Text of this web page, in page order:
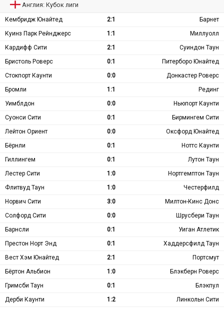
Англия: Кубок лиги
Кембридж Юнайтед 2:1
Барнет
Куинз Парк Рейнджерс
1:1
Миллуолл
Кардифф Сити
2:1
Суиндон Таун
Бристоль Роверс
0:1
Питерборо Юнайтед
Стокпорт Каунти
0:0
Донкастер Роверс
Бромли
1:1
Рединг
Уимблдон
0:0
Ньюпорт Каунти
Суонси Сити
0:1
Бирмингем Сити
Лейтон Ориент
0:0
Оксфорд Юнайтед
Бёрнли
0:1
Ноттс Каунти
Гиллингем
0:1
Лутон Таун
Лестер Сити
1:0
Нортгемптон Таун
Флитвуд Таун
1:0
Честерфилд
Норвич Сити
3:0
Милтон-Кинс Донс
Солфорд Сити
0:0
Шрусбери Таун
Барнсли
0:1
Уиган Атлетик
Престон Норт Энд
0:1
Хаддерсфилд Таун
Вест Хэм Юнайтед
2:1
Портсмут
Бёртон Альбион
1:0
Блэкберн Роверс
Гримсби Таун
0:1
Блэкпул
Дерби Каунти
1:2
Линкольн Сити